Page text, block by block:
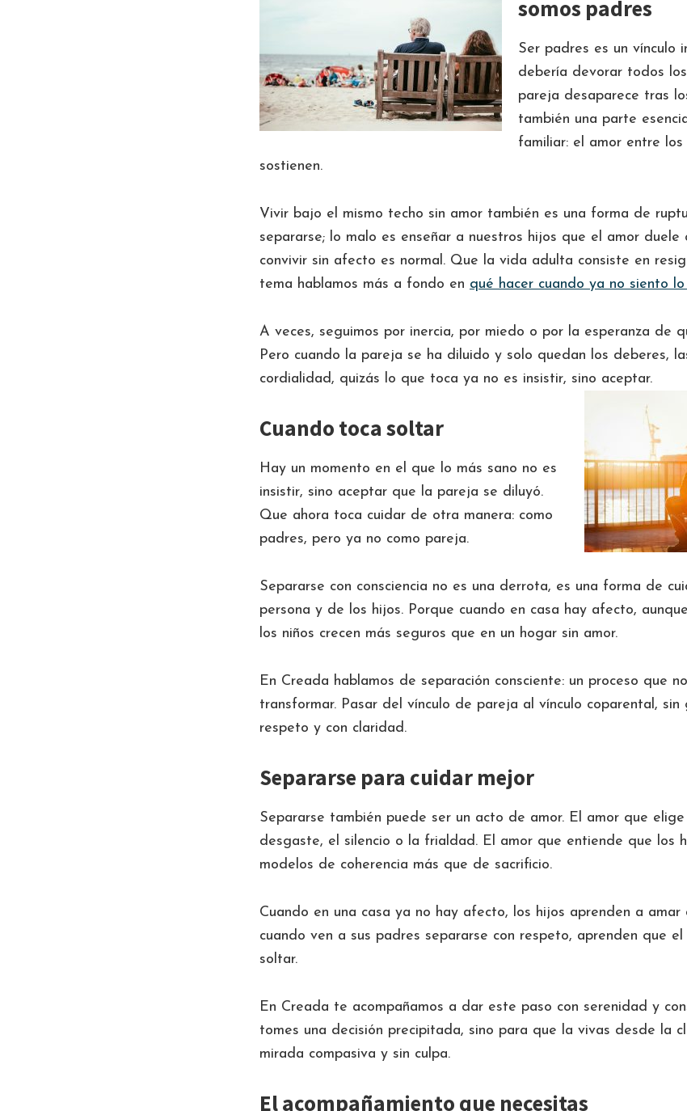
somos padres
Ser padres es un vínculo
debería devorar todos
pareja desaparece tras
también una parte
familiar: el amor entre
sostienen.
Vivir bajo el mismo techo sin amor también es una forma de
separarse; lo malo es enseñar a nuestros hijos que el amor duele
convivir sin afecto es normal. Que la vida adulta consiste en
tema hablamos más a fondo en qué hacer cuando ya no siento
A veces, seguimos por inercia, por miedo o por la esperanza de
Pero cuando la pareja se ha diluido y solo quedan los deberes,
cordialidad, quizás lo que toca ya no es insistir, sino aceptar.
Cuando toca soltar
Hay un momento en el que lo más sano no es
insistir, sino aceptar que la pareja se diluyó.
Que ahora toca cuidar de otra manera: como
padres, pero ya no como pareja.
Separarse con consciencia no es una derrota, es una forma de
persona y de los hijos. Porque cuando en casa hay afecto,
los niños crecen más seguros que en un hogar sin amor.
En Creada hablamos de separación consciente: un proceso que
transformar. Pasar del vínculo de pareja al vínculo coparental, sin
respeto y con claridad.
Separarse para cuidar mejor
Separarse también puede ser un acto de amor. El amor que
desgaste, el silencio o la frialdad. El amor que entiende que los
modelos de coherencia más que de sacrificio.
Cuando en una casa ya no hay afecto, los hijos aprenden a amar
cuando ven a sus padres separarse con respeto, aprenden que
soltar.
En Creada te acompañamos a dar este paso con serenidad y
tomes una decisión precipitada, sino para que la vivas desde la
mirada compasiva y sin culpa.
El acompañamiento que necesitas